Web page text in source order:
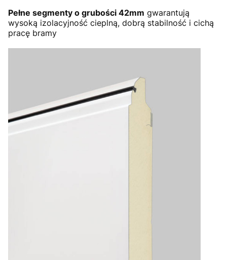
Pełne segmenty o grubości 42mm gwarantują
wysoką izolacyjność cieplną, dobrą stabilność i cichą
pracę bramy